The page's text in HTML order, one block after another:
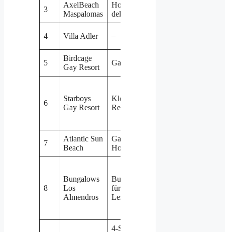
3
AxelBeach
Maspalomas
Hotelkette in Playa
del Ingels
4 Villa Adler –
5
Birdcage
Gay Resort
Gay Hotel
6
Starboys
Gay Resort
Kleines Gay
Resort mit Pool
7
Atlantic Sun
Beach
Gay Men Only
Hotel
8
Bungalows
Los
Almendros
Bungalow-Resort
für Schwule und
Lesben
4-Sterne-